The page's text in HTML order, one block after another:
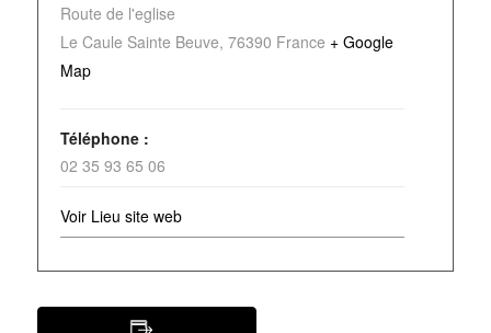
Route de l'eglise
Le Caule Sainte Beuve, 76390 France + Google
Map
Téléphone :
02 35 93 65 06
Voir Lieu site web